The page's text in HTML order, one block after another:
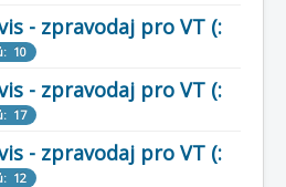
Tesla
- zpravodaj pro VT (:
10
- zpravodaj pro VT (:
17
- zpravodaj pro VT (:
12